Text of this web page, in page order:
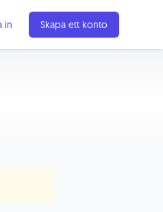
in Skapa ett konto